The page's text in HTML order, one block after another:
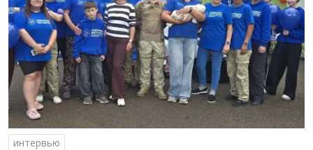
интервью